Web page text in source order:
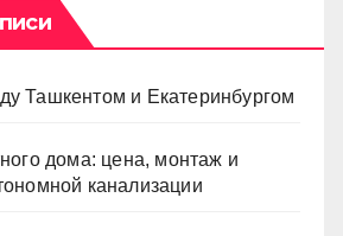
Ташкентом и Екатеринбургом
дома: цена, монтаж и
канализации